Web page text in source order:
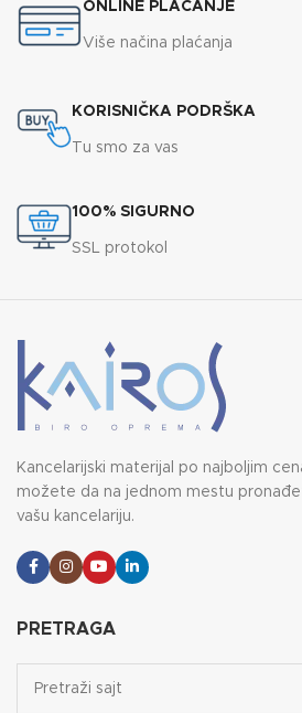
ONLINE PLAĆANJE
Više načina plaćanja
KORISNIČKA PODRŠKA
Tu smo za vas
100% SIGURNO
SSL protokol
Kancelarijski materijal po najboljim
možete da na jednom mestu
vašu kancelariju.
PRETRAGA